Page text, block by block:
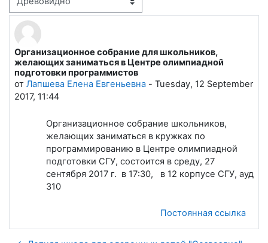
Режим отображения
Организационное собрание для школьников,
желающих заниматься в Центре олимпиадной
подготовки программистов
от Лапшева Елена Евгеньевна - Tuesday, 12 September
2017, 11:44
Количество ответов: 0
Организационное собрание школьников,
желающих заниматься в кружках по
программированию в Центре олимпиадной
подготовки СГУ, состоится в среду, 27
сентября 2017 г. в 17:30, в 12 корпусе СГУ, ауд
310
Постоянная ссылка